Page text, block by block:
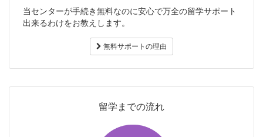
当センターが手続き無料なのに安心で万全の留学サポート
出来るわけをお教えします。
無料サポートの理由
留学までの流れ